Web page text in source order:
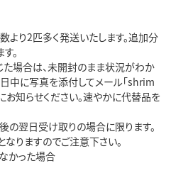
より2匹多く発送いたします。追加分
。
場合は、未開封のまま状況がわか
中に写真を添付してメール「shrim
知らせください。速やかに代替品を
の翌日受け取りの場合に限ります。
りますのでご注意下さい。
かった場合